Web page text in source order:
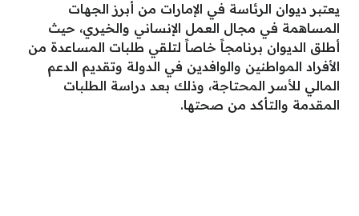
يعتبر ديوان الرئاسة في الإمارات من أبرز الجهات
المساهمة في مجال العمل الإنساني والخيري، حيث
أطلق الديوان برنامجاً خاصاً لتلقي طلبات المساعدة من
الأفراد المواطنين والوافدين في الدولة وتقديم الدعم
المالي للأسر المحتاجة، وذلك بعد دراسة الطلبات
المقدمة والتأكد من صحتها.